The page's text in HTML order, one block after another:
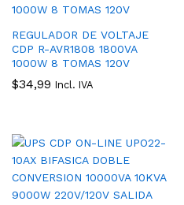
REGULADOR DE VOLTAJE
CDP R-AVR1808 1800VA
1000W 8 TOMAS 120V
$34,99 Incl. IVA